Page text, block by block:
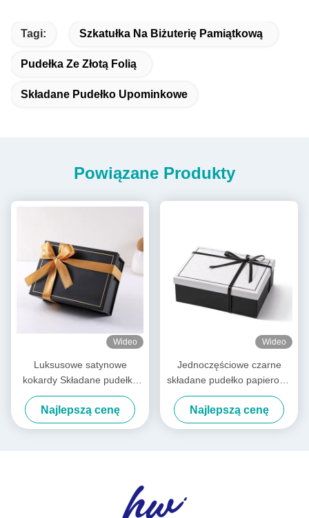
Tagi: Szkatułka Na Biżuterię Pamiątkową
Pudełka Ze Złotą Folią
Składane Pudełko Upominkowe
Powiązane Produkty
Wideo
Luksusowe satynowe
kokardy Składane pudełka
na prezenty Wstępnie
zawiązane Składane pudełko
do pakowania
Najlepszą cenę
Wideo
Jednoczęściowe czarne
składane pudełko papierowe
Satynowe wstążki
Luksusowe białe składane
pudełka
Najlepszą cenę